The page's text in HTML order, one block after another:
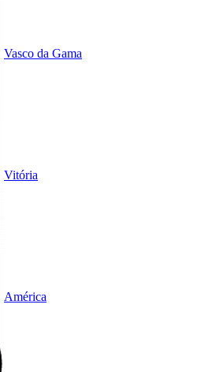
Vasco da Gama
Vitória
América